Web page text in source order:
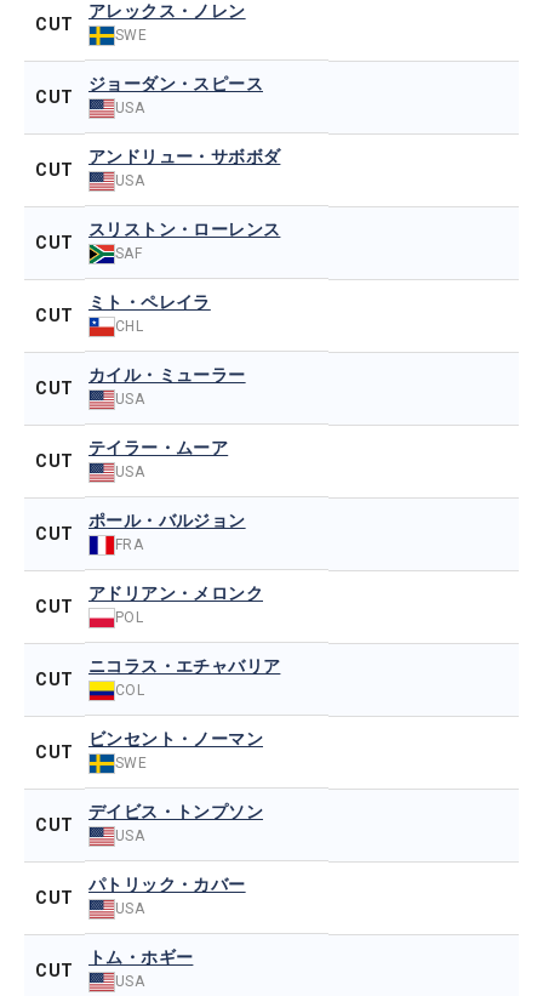
CUT
アレックス・ノレン
SWE
CUT
ジョーダン・スピース
USA
CUT
アンドリュー・サボボダ
USA
CUT
スリストン・ローレンス
SAF
CUT
ミト・ペレイラ
CHL
CUT
カイル・ミューラー
USA
CUT
テイラー・ムーア
USA
CUT
ポール・バルジョン
FRA
CUT
アドリアン・メロンク
POL
CUT
ニコラス・エチャバリア
COL
CUT
ビンセント・ノーマン
SWE
CUT
デイビス・トンプソン
USA
CUT
パトリック・カバー
USA
CUT
トム・ホギー
USA